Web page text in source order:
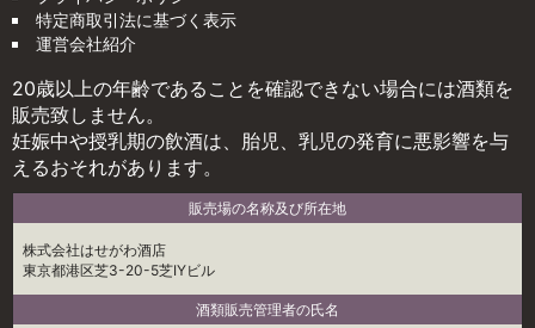
特定商取引法に基づく表示
運営会社紹介
20歳以上の年齢であることを確認できない場合には酒類を
販売致しません。
妊娠中や授乳期の飲酒は、胎児、乳児の発育に悪影響を与
えるおそれがあります。
販売場の名称及び所在地
株式会社はせがわ酒店
東京都港区芝3-20-5芝IYビル
酒類販売管理者の氏名